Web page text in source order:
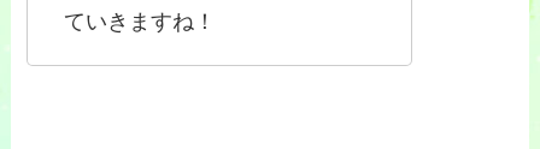
ていきますね！